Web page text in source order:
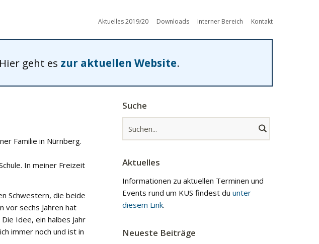
Aktuelles 2019/20 Downloads Interner Bereich Kontakt
geht es zur aktuellen Website.
Familie in Nürnberg.
In meiner Freizeit
Schwestern, die beide
vor sechs Jahren hat
Idee, ein halbes Jahr
immer noch und ist in
Suche
Aktuelles
Informationen zu aktuellen Terminen und
Events rund um KUS findest du unter
diesem Link.
Neueste Beiträge